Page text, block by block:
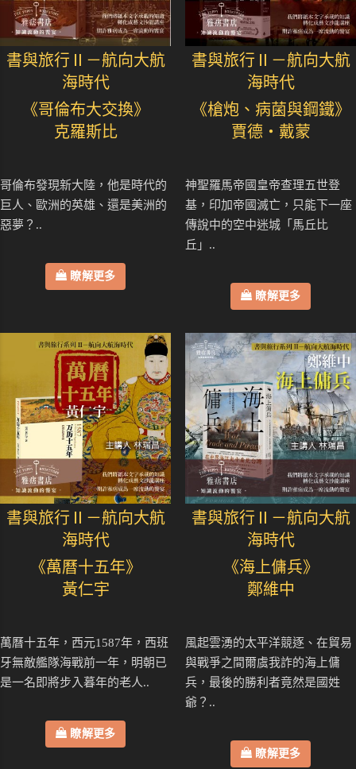
書與旅行Ⅱ－航向大航
海時代
《哥倫布大交換》
克羅斯比
哥倫布發現新大陸，他是時代的
巨人、歐洲的英雄、還是美洲的
惡夢？..
瞭解更多
書與旅行Ⅱ－航向大航
海時代
《槍炮、病菌與鋼鐵》
賈德・戴蒙
神聖羅馬帝國皇帝查理五世登
基，印加帝國滅亡，只能下一座
傳說中的空中迷城「馬丘比
丘」..
瞭解更多
書與旅行Ⅱ－航向大航
海時代
《萬曆十五年》
黃仁宇
萬曆十五年，西元1587年，西班
牙無敵艦隊海戰前一年，明朝已
是一名即將步入暮年的老人..
瞭解更多
書與旅行Ⅱ－航向大航
海時代
《海上傭兵》
鄭維中
風起雲湧的太平洋競逐、在貿易
與戰爭之間爾虞我詐的海上傭
兵，最後的勝利者竟然是國姓
爺？..
瞭解更多